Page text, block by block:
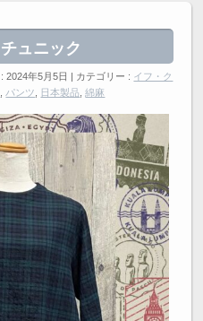
ュニック
2024年5月5日 カテゴリー : イフ・ク
パンツ 日本製品 ,綿麻